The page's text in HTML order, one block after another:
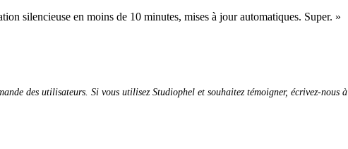
silencieuse en moins de 10 minutes, mises à jour automatiques. Super. »
des utilisateurs. Si vous utilisez Studiophel et souhaitez témoigner, écrivez-nous à